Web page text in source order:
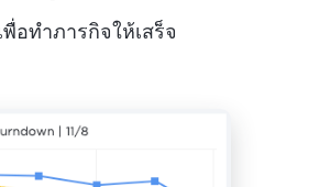
พื่อทำภารกิจให้เสร็จ